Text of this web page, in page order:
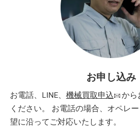
お申し込み
お電話、LINE、 機械買取申込
から
ください。 お電話の場合、オペレ
望に沿ってご対応いたします。